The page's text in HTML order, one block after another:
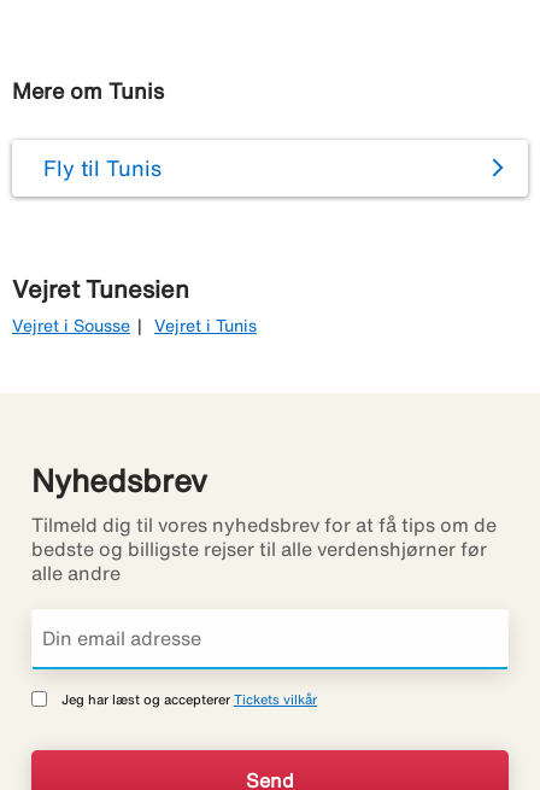
Mere om Tunis
Fly til Tunis
Vejret Tunesien
Vejret i Sousse Vejret i Tunis
Nyhedsbrev
Tilmeld dig til vores nyhedsbrev for at få tips om de
bedste og billigste rejser til alle verdenshjørner før
alle andre
Jeg har læst og accepterer Tickets vilkår